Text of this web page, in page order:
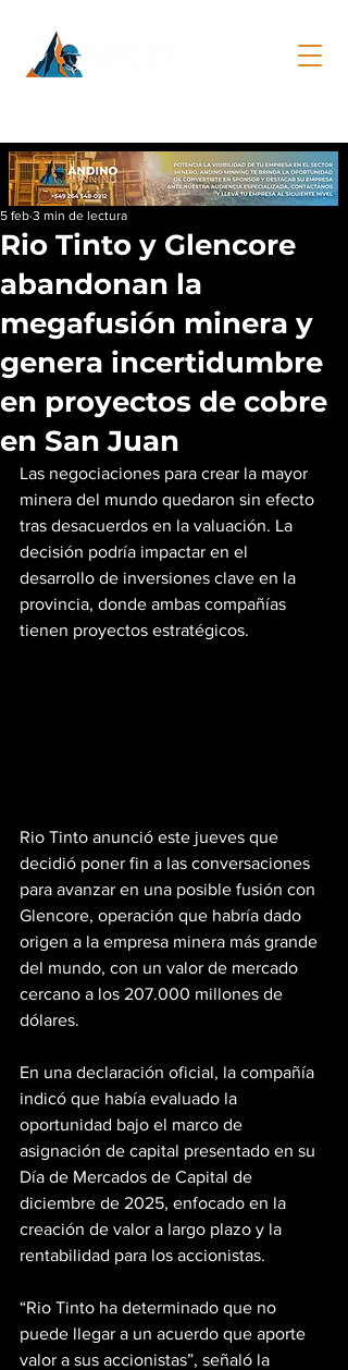
Rio Tinto y Glencore
abandonan la
megafusión minera y
genera incertidumbre
en proyectos de cobre
en San Juan
5 feb 3 min de lectura
Las negociaciones para crear la mayor
minera del mundo quedaron sin efecto
tras desacuerdos en la valuación. La
decisión podría impactar en el
desarrollo de inversiones clave en la
provincia, donde ambas compañías
tienen proyectos estratégicos.
Rio Tinto anunció este jueves que
decidió poner fin a las conversaciones
para avanzar en una posible fusión con
Glencore, operación que habría dado
origen a la empresa minera más grande
del mundo, con un valor de mercado
cercano a los 207.000 millones de
dólares.
En una declaración oficial, la compañía
indicó que había evaluado la
oportunidad bajo el marco de
asignación de capital presentado en su
Día de Mercados de Capital de
diciembre de 2025, enfocado en la
creación de valor a largo plazo y la
rentabilidad para los accionistas.
“Rio Tinto ha determinado que no
puede llegar a un acuerdo que aporte
valor a sus accionistas”, señaló la